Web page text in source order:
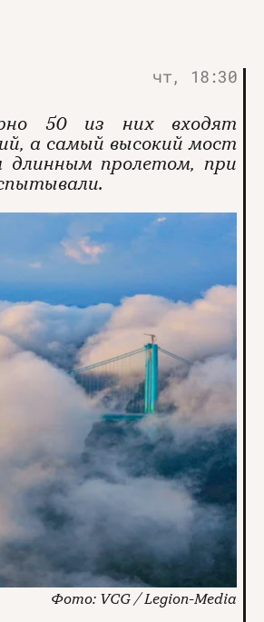
чт, 18:30
50 из них входят
а самый высокий мост
длинным пролетом, при
VCG / Legion-Media